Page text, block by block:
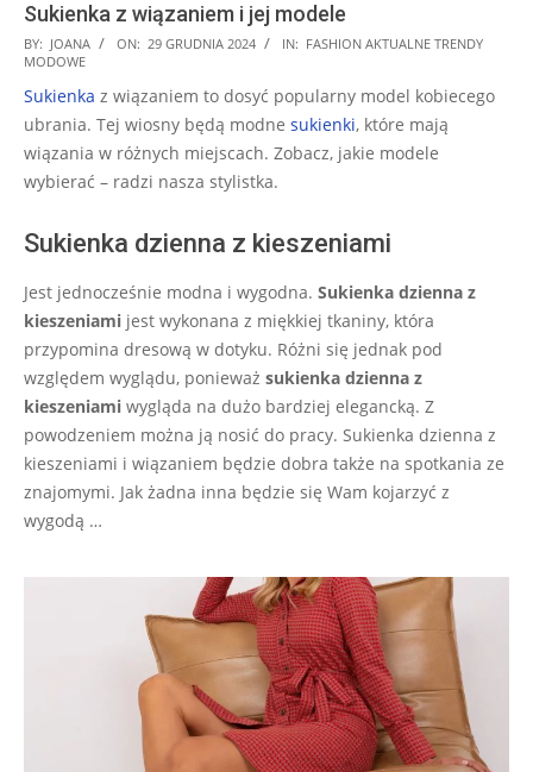
Sukienka z wiązaniem i jej modele
2024-
12-
29
BY: JOANA ON: 29 GRUDNIA 2024 IN: FASHION AKTUALNE TRENDY
MODOWE
Sukienka z wiązaniem to dosyć popularny model kobiecego
ubrania. Tej wiosny będą modne sukienki, które mają
wiązania w różnych miejscach. Zobacz, jakie modele
wybierać – radzi nasza stylistka.
Sukienka dzienna z kieszeniami
Jest jednocześnie modna i wygodna. Sukienka dzienna z
kieszeniami jest wykonana z miękkiej tkaniny, która
przypomina dresową w dotyku. Różni się jednak pod
względem wyglądu, ponieważ sukienka dzienna z
kieszeniami wygląda na dużo bardziej elegancką. Z
powodzeniem można ją nosić do pracy. Sukienka dzienna z
kieszeniami i wiązaniem będzie dobra także na spotkania ze
znajomymi. Jak żadna inna będzie się Wam kojarzyć z
wygodą …